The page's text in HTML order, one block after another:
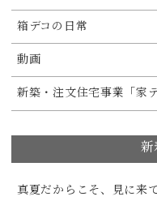
箱デコの日常
動画
新築・注文住宅事業「家デ
新
真夏だからこそ、見に来